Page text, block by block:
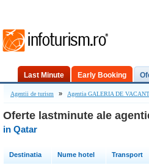
Last Minute Early Booking
Agentii de turism » Agentia GALERIA DE
Oferte lastminute ale
in Qatar
Destinatia Nume hotel Transport